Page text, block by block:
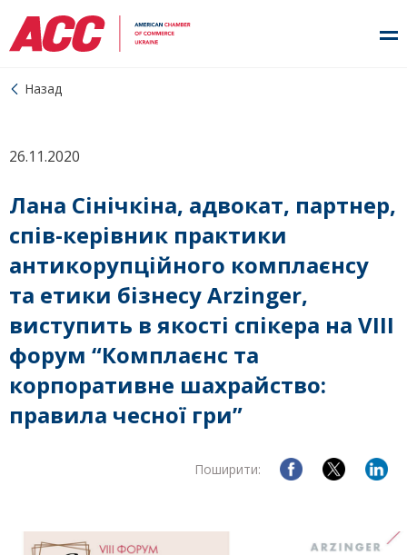
Назад
26.11.2020
Лана Сінічкіна, адвокат, партнер,
спів-керівник практики
антикорупційного комплаєнсу
та етики бізнесу Arzinger,
виступить в якості спікера на VIII
форум “Комплаєнс та
корпоративне шахрайство:
правила чесної гри”
Поширити: